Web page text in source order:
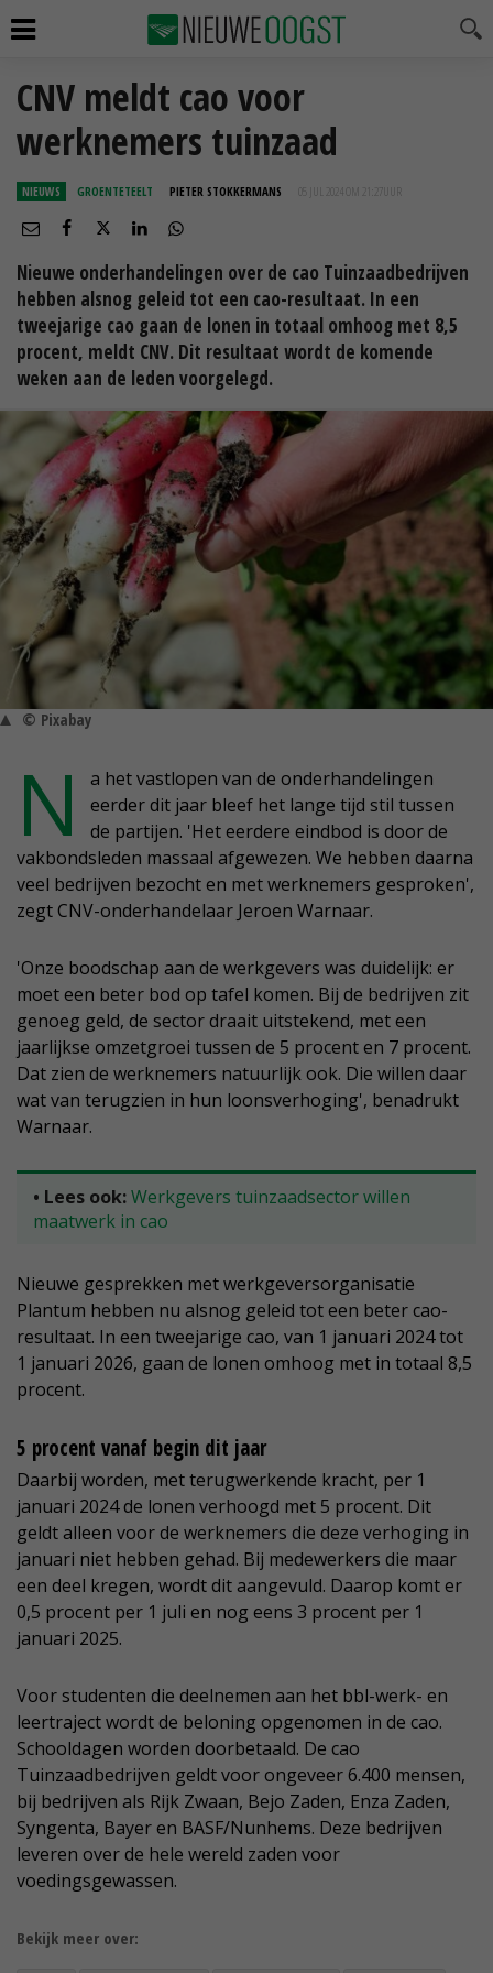
CNV meldt cao voor
werknemers tuinzaad
NIEUWS GROENTETEELT PIETER STOKKERMANS 05 JUL 2024 OM 21:27
Nieuwe onderhandelingen over de cao Tuinzaadbedrijven
hebben alsnog geleid tot een cao-resultaat. In een
tweejarige cao gaan de lonen in totaal omhoog met 8,5
procent, meldt CNV. Dit resultaat wordt de komende
weken aan de leden voorgelegd.
© Pixabay
N
a het vastlopen van de onderhandelingen
eerder dit jaar bleef het lange tijd stil tussen
de partijen. 'Het eerdere eindbod is door de
vakbondsleden massaal afgewezen. We hebben daarna
veel bedrijven bezocht en met werknemers gesproken',
zegt CNV-onderhandelaar Jeroen Warnaar.
'Onze boodschap aan de werkgevers was duidelijk: er
moet een beter bod op tafel komen. Bij de bedrijven zit
genoeg geld, de sector draait uitstekend, met een
jaarlijkse omzetgroei tussen de 5 procent en 7 procent.
Dat zien de werknemers natuurlijk ook. Die willen daar
wat van terugzien in hun loonsverhoging', benadrukt
Warnaar.
• Lees ook:Werkgevers tuinzaadsector willen
maatwerk in cao
Nieuwe gesprekken met werkgeversorganisatie
Plantum hebben nu alsnog geleid tot een beter cao-
resultaat. In een tweejarige cao, van 1 januari 2024 tot
1 januari 2026, gaan de lonen omhoog met in totaal 8,5
procent.
5 procent vanaf begin dit jaar
Daarbij worden, met terugwerkende kracht, per 1
januari 2024 de lonen verhoogd met 5 procent. Dit
geldt alleen voor de werknemers die deze verhoging in
januari niet hebben gehad. Bij medewerkers die maar
een deel kregen, wordt dit aangevuld. Daarop komt er
0,5 procent per 1 juli en nog eens 3 procent per 1
januari 2025.
Voor studenten die deelnemen aan het bbl-werk- en
leertraject wordt de beloning opgenomen in de cao.
Schooldagen worden doorbetaald. De cao
Tuinzaadbedrijven geldt voor ongeveer 6.400 mensen,
bij bedrijven als Rijk Zwaan, Bejo Zaden, Enza Zaden,
Syngenta, Bayer en BASF/Nunhems. Deze bedrijven
leveren over de hele wereld zaden voor
voedingsgewassen.
Bekijk meer over: